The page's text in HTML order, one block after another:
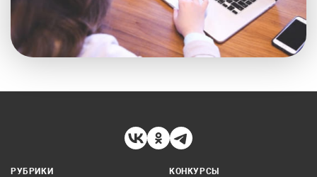
РУБРИКИ
КОНКУРСЫ